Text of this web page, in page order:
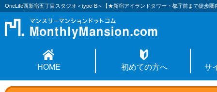
OneLife西新宿五丁目スタジオ＜type-B＞【★新宿アイランドタワー・都庁前まで徒歩圏
HOME 初めての方へ サ